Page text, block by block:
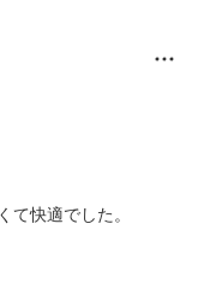
快適でした。
どれも美味しかったの